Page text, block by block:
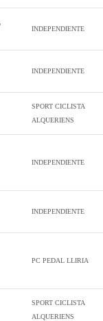
INDEPENDIENTE
INDEPENDIENTE
SPORT CICLISTA
ALQUERIENS
INDEPENDIENTE
INDEPENDIENTE
PC PEDAL LLIRIA
SPORT CICLISTA
ALQUERIENS